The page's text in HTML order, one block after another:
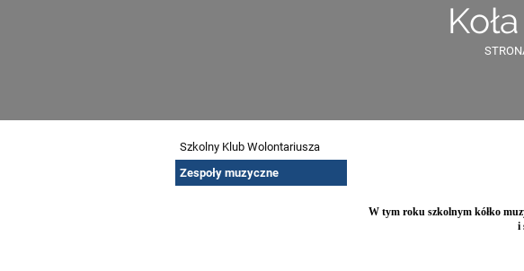
Koła
zainteresowań
Szkolny Klub Wolontariusza
Zespoły muzyczne
W tym roku szkolnym kółko
i